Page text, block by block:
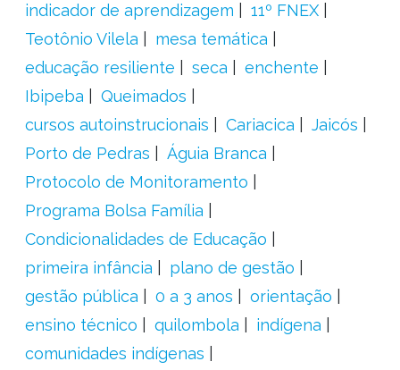
indicador de aprendizagem
11º FNEX
Teotônio Vilela
mesa temática
educação resiliente
seca
enchente
Ibipeba
Queimados
cursos autoinstrucionais
Cariacica
Jaicós
Porto de Pedras
Águia Branca
Protocolo de Monitoramento
Programa Bolsa Família
Condicionalidades de Educação
primeira infância
plano de gestão
gestão pública
0 a 3 anos
orientação
ensino técnico
quilombola
indígena
comunidades indígenas